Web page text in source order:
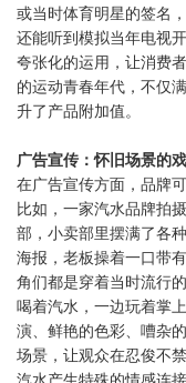
或当时体育明星的签名
还能听到模拟当年电视
夸张化的运用，让消费
的运动青春年代，不仅
升了产品附加值。
广告宣传：怀旧场景的
在广告宣传方面，品牌
比如，一家汽水品牌拍
部，小卖部里摆满了各
海报，老板操着一口带
角们都是穿着当时流行
喝着汽水，一边玩着掌
演、鲜艳的色彩、嘈杂
场景，让观众在忍俊不
汽水产生特殊的情感连